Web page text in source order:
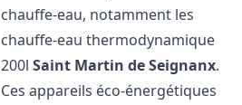
chauffe-eau, notamment les
chauffe-eau thermodynamique
200lSaint Martin de Seignanx.
Ces appareils éco-énergétiques